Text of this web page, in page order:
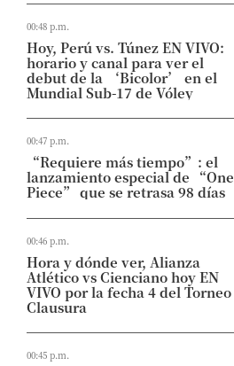
00:48 p.m.
Hoy, Perú vs. Túnez EN VIVO:
horario y canal para ver el
debut de la ‘Bicolor’ en el
Mundial Sub-17 de Vóley
00:47 p.m.
“Requiere más tiempo”: el
lanzamiento especial de “One
Piece” que se retrasa 98 días
00:46 p.m.
Hora y dónde ver, Alianza
Atlético vs Cienciano hoy EN
VIVO por la fecha 4 del Torneo
Clausura
00:45 p.m.